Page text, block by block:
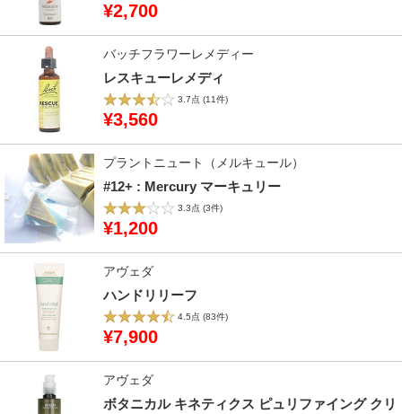
¥2,700
バッチフラワーレメディー
レスキューレメディ
3.7点 (11件)
¥3,560
プラントニュート（メルキュール）
#12+ : Mercury マーキュリー
3.3点 (3件)
¥1,200
アヴェダ
ハンドリリーフ
4.5点 (83件)
¥7,900
アヴェダ
ボタニカル キネティクス ピュリファイング クリ